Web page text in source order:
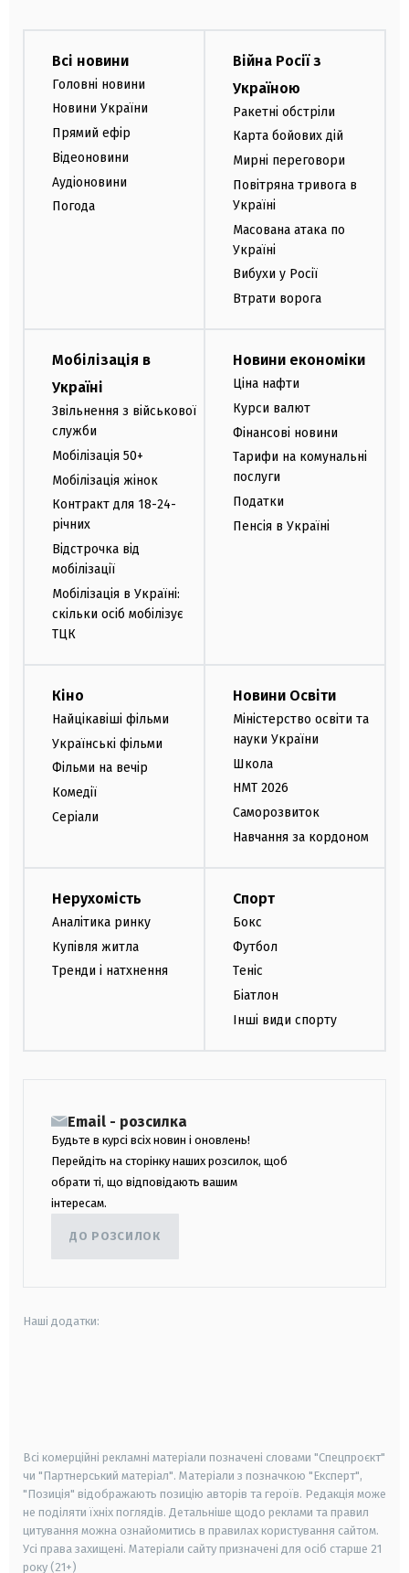
Всі новини
Головні новини
Новини України
Прямий ефір
Відеоновини
Аудіоновини
Погода
Війна Росії з
Україною
Ракетні обстріли
Карта бойових дій
Мирні переговори
Повітряна тривога в
Україні
Масована атака по
Україні
Вибухи у Росії
Втрати ворога
Мобілізація в
Україні
Звільнення з військової
служби
Мобілізація 50+
Мобілізація жінок
Контракт для 18-24-
річних
Відстрочка від
мобілізації
Мобілізація в Україні:
скільки осіб мобілізує
ТЦК
Новини економіки
Ціна нафти
Курси валют
Фінансові новини
Тарифи на комунальні
послуги
Податки
Пенсія в Україні
Кіно
Найцікавіші фільми
Українські фільми
Фільми на вечір
Комедії
Серіали
Новини Освіти
Міністерство освіти та
науки України
Школа
НМТ 2026
Саморозвиток
Навчання за кордоном
Нерухомість
Аналітика ринку
Купівля житла
Тренди і натхнення
Спорт
Бокс
Футбол
Теніс
Біатлон
Інші види спорту
Email - розсилка
Будьте в курсі всіх новин і оновлень!
Перейдіть на сторінку наших розсилок, щоб
обрати ті, що відповідають вашим
інтересам.
ДО РОЗСИЛОК
Наші додатки:
Всі комерційні рекламні матеріали позначені словами "Спецпроєкт"
чи "Партнерський матеріал". Матеріали з позначкою "Експерт",
"Позиція" відображають позицію авторів та героїв. Редакція може
не поділяти їхніх поглядів. Детальніше щодо реклами та правил
цитування можна ознайомитись в правилах користування сайтом.
Усі права захищені. Матеріали сайту призначені для осіб старше 21
року (21+)